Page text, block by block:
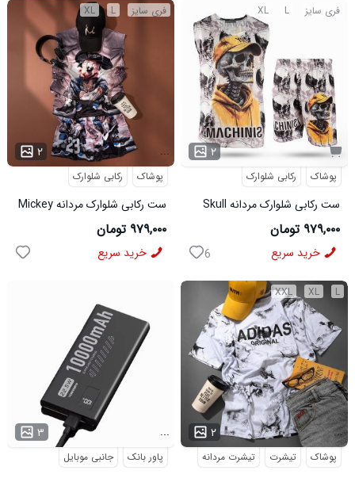
فری سایز L
XL
۲ ...
پوشاک رکابی شلوارک
ست رکابی شلوارک مردانه Mickey
مدل 3996
۹۷۹,۰۰۰ تومان
خرید سریع
فری سایز L
XL
۲
پوشاک رکابی شلوارک
ست رکابی شلوارک مردانه Skull
مدل 3995
۹۷۹,۰۰۰ تومان
خرید سریع 6
۳ ...
پاور بانک جانبی موبایل
L
XL
XXL
۲ ...
پوشاک تیشرت تیشرت مردانه